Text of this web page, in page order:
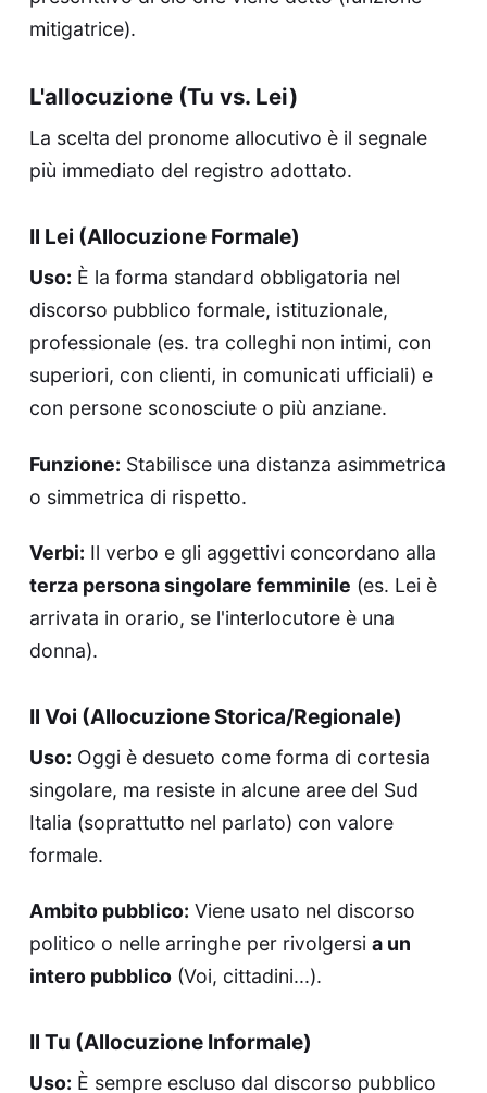
mitigatrice).
L'allocuzione (Tu vs. Lei)
La scelta del pronome allocutivo è il segnale
più immediato del registro adottato.
Il Lei (Allocuzione Formale)
Uso: È la forma standard obbligatoria nel
discorso pubblico formale, istituzionale,
professionale (es. tra colleghi non intimi, con
superiori, con clienti, in comunicati ufficiali) e
con persone sconosciute o più anziane.
Funzione: Stabilisce una distanza asimmetrica
o simmetrica di rispetto.
Verbi: Il verbo e gli aggettivi concordano alla
terza persona singolare femminile (es. Lei è
arrivata in orario, se l'interlocutore è una
donna).
Il Voi (Allocuzione Storica/Regionale)
Uso: Oggi è desueto come forma di cortesia
singolare, ma resiste in alcune aree del Sud
Italia (soprattutto nel parlato) con valore
formale.
Ambito pubblico: Viene usato nel discorso
politico o nelle arringhe per rivolgersi a un
intero pubblico(Voi, cittadini...).
Il Tu (Allocuzione Informale)
Uso: È sempre escluso dal discorso pubblico